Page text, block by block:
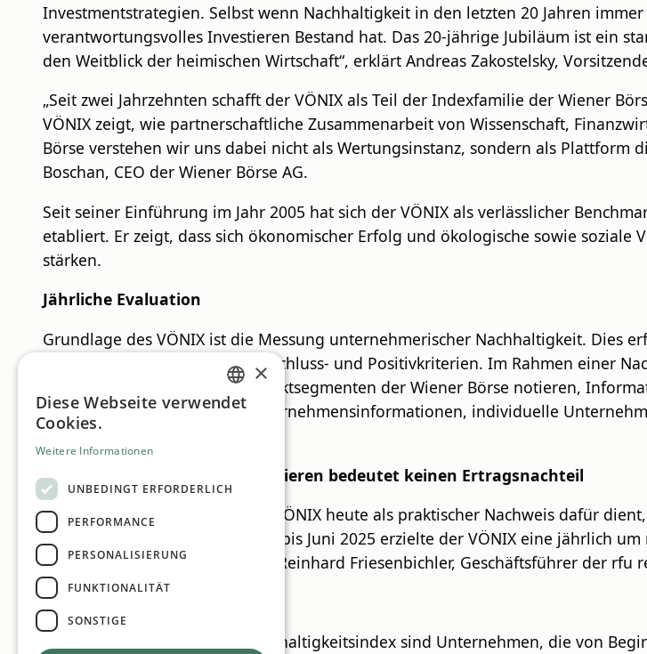
Investmentstrategien. Selbst wenn Nachhaltigkeit in den letzten 20 Jahren
verantwortungsvolles Investieren Bestand hat. Das 20-jährige Jubiläum ist ein
den Weitblick der heimischen Wirtschaft“, erklärt Andreas Zakostelsky,
„Seit zwei Jahrzehnten schafft der VÖNIX als Teil der Indexfamilie der Wiener
VÖNIX zeigt, wie partnerschaftliche Zusammenarbeit von Wissenschaft,
Börse verstehen wir uns dabei nicht als Wertungsinstanz, sondern als Plattform
Boschan, CEO der Wiener Börse AG.
Seit seiner Einführung im Jahr 2005 hat sich der VÖNIX als verlässlicher
etabliert. Er zeigt, dass sich ökonomischer Erfolg und ökologische sowie
stärken.
Jährliche Evaluation
Grundlage des VÖNIX ist die Messung unternehmerischer Nachhaltigkeit. Dies
ökologischen und sozialen Ausschluss- und Positivkriterien. Im Rahmen einer
deren Aktien in den oberen Marktsegmenten der Wiener Börse notieren,
Quellen dienen öffentliche Unternehmensinformationen, individuelle
Datenbanken.
Nachweis: nachhaltiges Investieren bedeutet keinen Ertragsnachteil
„Besonders freut uns, dass der VÖNIX heute als praktischer Nachweis dafür
Über die 20 Jahre von Juni 2005 bis Juni 2025 erzielte der VÖNIX eine jährlich
dies mit weniger Volatilität“, so Reinhard Friesenbichler, Geschäftsführer der rfu
20 Jahre im VÖNIX gelistet
Ebenfalls prägend für den Nachhaltigkeitsindex sind Unternehmen, die von
GERMAN
×
Diese Webseite verwendet
Cookies.
Weitere Informationen
UNBEDINGT ERFORDERLICH
PERFORMANCE
PERSONALISIERUNG
FUNKTIONALITÄT
SONSTIGE